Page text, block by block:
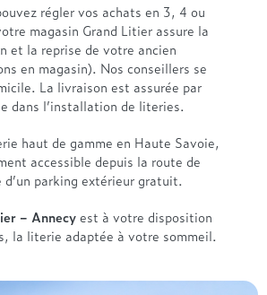
régler vos achats en 3, 4 ou
magasin Grand Litier assure la
et la reprise de votre ancien
en magasin). Nos conseillers se
La livraison est assurée par
dans l’installation de literies.
haut de gamme en Haute Savoie,
accessible depuis la route de
parking extérieur gratuit.
– Annecyest à votre disposition
la literie adaptée à votre sommeil.